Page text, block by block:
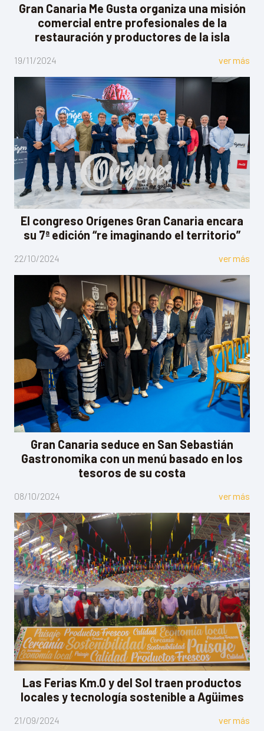
Gran Canaria Me Gusta organiza una misión
comercial entre profesionales de la
restauración y productores de la isla
19/11/2024 ver más
El congreso Orígenes Gran Canaria encara
su 7ª edición “re imaginando el territorio”
22/10/2024 ver más
Gran Canaria seduce en San Sebastián
Gastronomika con un menú basado en los
tesoros de su costa
08/10/2024 ver más
Las Ferias Km.0 y del Sol traen productos
locales y tecnología sostenible a Agüimes
21/09/2024 ver más